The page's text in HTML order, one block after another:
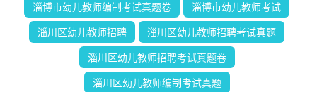
淄博市幼儿教师编制考试真题卷 淄博市幼儿教师考试
淄川区幼儿教师招聘 淄川区幼儿教师招聘考试真题
淄川区幼儿教师招聘考试真题卷
淄川区幼儿教师编制考试真题